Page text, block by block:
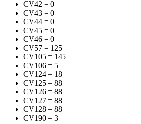
CV42 = 0
CV43 = 0
CV44 = 0
CV45 = 0
CV46 = 0
CV57 = 125
CV105 = 145
CV106 = 5
CV124 = 18
CV125 = 88
CV126 = 88
CV127 = 88
CV128 = 88
CV190 = 3